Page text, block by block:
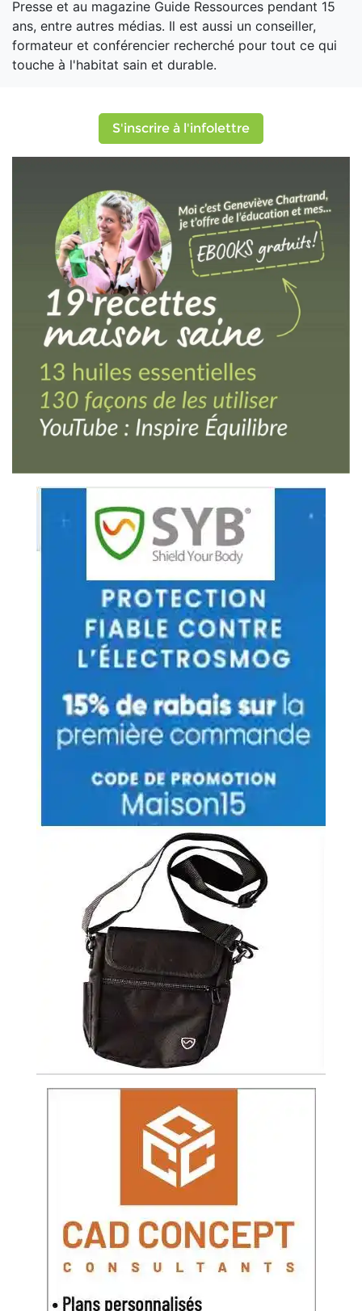
Presse et au magazine Guide Ressources pendant 15
ans, entre autres médias. Il est aussi un conseiller,
formateur et conférencier recherché pour tout ce qui
touche à l'habitat sain et durable.
S'inscrire à l'infolettre